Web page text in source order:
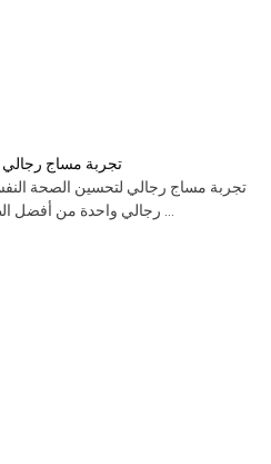
تجربة مساج رجالي
تجربة مساج رجالي لتحسين الصحة